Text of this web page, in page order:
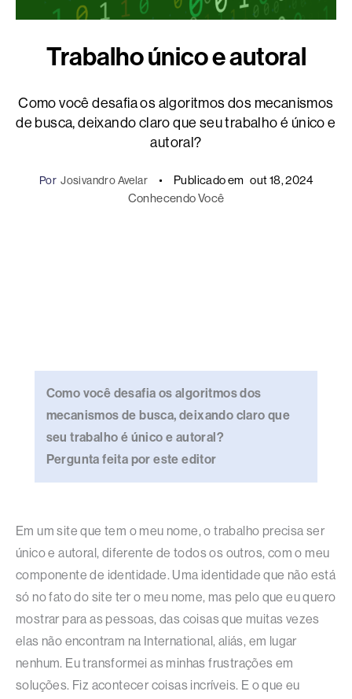
Trabalho único e autoral
Como você desafia os algoritmos dos mecanismos
de busca, deixando claro que seu trabalho é único e
autoral?
Por Josivandro Avelar Publicado em out 18, 2024
Conhecendo Você
Como você desafia os algoritmos dos
mecanismos de busca, deixando claro que
seu trabalho é único e autoral?
Pergunta feita por este editor
Em um site que tem o meu nome, o trabalho precisa ser
único e autoral, diferente de todos os outros, com o meu
componente de identidade. Uma identidade que não está
só no fato do site ter o meu nome, mas pelo que eu quero
mostrar para as pessoas, das coisas que muitas vezes
elas não encontram na International, aliás, em lugar
nenhum. Eu transformei as minhas frustrações em
soluções. Fiz acontecer coisas incríveis. E o que eu